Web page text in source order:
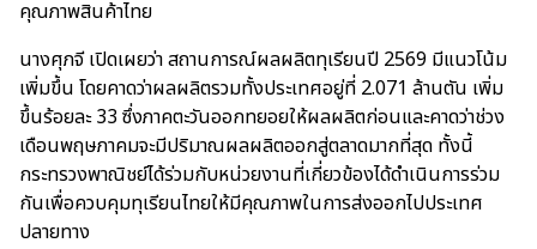
คุณภาพสินค้าไทย
นางศุภจี เปิดเผยว่า สถานการณ์ผลผลิตทุเรียนปี 2569 มีแนวโน้ม
เพิ่มขึ้น โดยคาดว่าผลผลิตรวมทั้งประเทศอยู่ที่ 2.071 ล้านตัน เพิ่ม
ขึ้นร้อยละ 33 ซึ่งภาคตะวันออกทยอยให้ผลผลิตก่อนและคาดว่าช่วง
เดือนพฤษภาคมจะมีปริมาณผลผลิตออกสู่ตลาดมากที่สุด ทั้งนี้
กระทรวงพาณิชย์ได้ร่วมกับหน่วยงานที่เกี่ยวข้องได้ดำเนินการร่วม
กันเพื่อควบคุมทุเรียนไทยให้มีคุณภาพในการส่งออกไปประเทศ
ปลายทาง